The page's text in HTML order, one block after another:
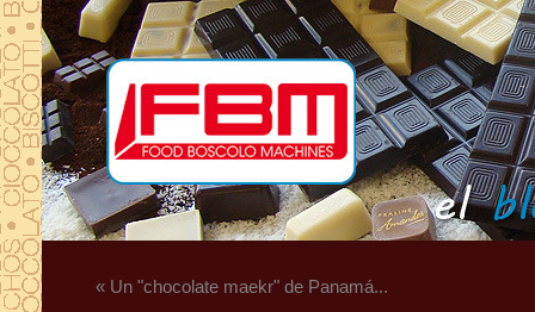
« Un "chocolate maekr" de Panamá...